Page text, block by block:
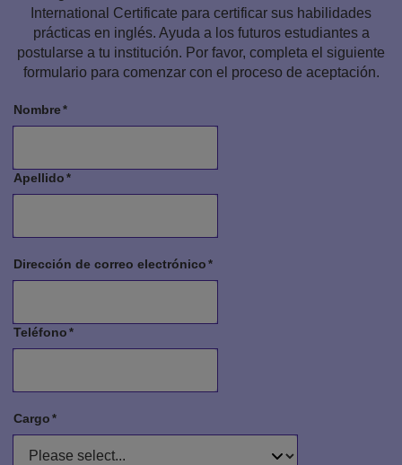
International Certificate para certificar sus habilidades
prácticas en inglés. Ayuda a los futuros estudiantes a
postularse a tu institución. Por favor, completa el siguiente
formulario para comenzar con el proceso de aceptación.
Nombre
Apellido
Dirección de correo electrónico
Teléfono
Cargo